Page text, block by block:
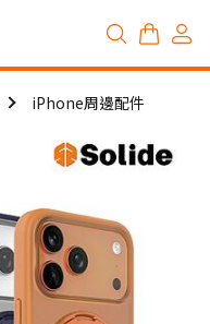
iPhone周邊配件